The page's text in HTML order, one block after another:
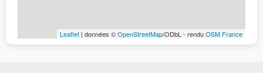
Leaflet | données ©OpenStreetMap/ODbL - renduOSM France